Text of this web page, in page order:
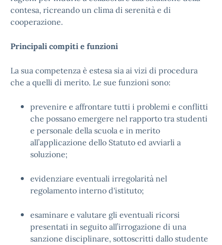
contesa, ricreando un clima di serenità e di
cooperazione.
Principali compiti e funzioni
La sua competenza è estesa sia ai vizi di procedura
che a quelli di merito. Le sue funzioni sono:
prevenire e affrontare tutti i problemi e conflitti
che possano emergere nel rapporto tra studenti
e personale della scuola e in merito
all’applicazione dello Statuto ed avviarli a
soluzione;
evidenziare eventuali irregolarità nel
regolamento interno d'istituto;
esaminare e valutare gli eventuali ricorsi
presentati in seguito all’irrogazione di una
sanzione disciplinare, sottoscritti dallo studente